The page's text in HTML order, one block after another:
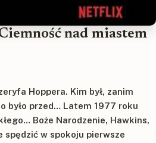
nad miastem
Hoppera. Kim był, zanim
było przed… Latem 1977 roku
Boże Narodzenie, Hawkins,
spędzić w spokoju pierwsze